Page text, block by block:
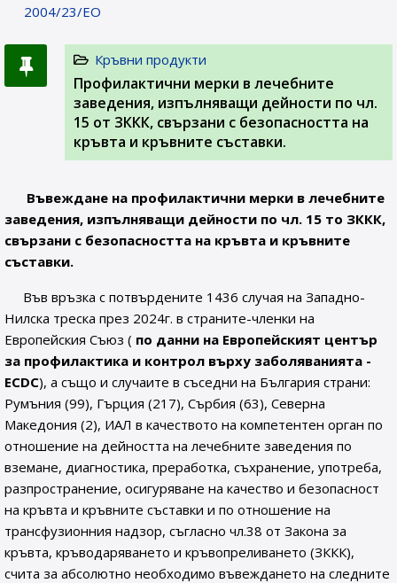
2004/23/ЕО
Кръвни продукти
Профилактични мерки в лечебните
заведения, изпълняващи дейности по чл.
15 от ЗККК, свързани с безопасността на
кръвта и кръвните съставки.
Въвеждане на профилактични мерки в лечебните
заведения, изпълняващи дейности по чл. 15 то ЗККК,
свързани с безопасността на кръвта и кръвните
съставки.
Във връзка с потвърдените 1436 случая на Западно-
Нилска треска през 2024г. в страните-членки на
Европейския Съюз ( по данни на Европейският център
за профилактика и контрол върху заболяванията -
ECDC), а също и случаите в съседни на България страни:
Румъния (99), Гърция (217), Сърбия (63), Северна
Македония (2), ИАЛ в качеството на компетентен орган по
отношение на дейността на лечебните заведения по
вземане, диагностика, преработка, съхранение, употреба,
разпространение, осигуряване на качество и безопасност
на кръвта и кръвните съставки и по отношение на
трансфузионния надзор, съгласно чл.38 от Закона за
кръвта, кръводаряването и кръвопреливането (ЗККК),
счита за абсолютно необходимо въвеждането на следните